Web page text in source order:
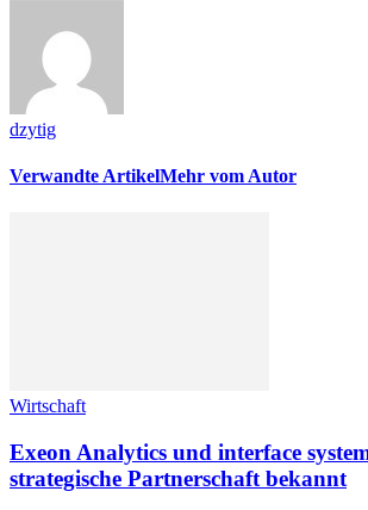
dzytig
Verwandte ArtikelMehr vom Autor
Wirtschaft
Exeon Analytics und interface
strategische Partnerschaft bekannt